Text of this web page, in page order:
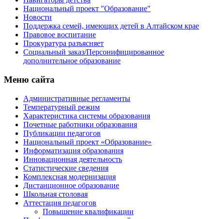
Национальный проект "Образование"
Новости
Поддержка семей, имеющих детей в Алтайском крае
Правовое воспитание
Прокуратура разъясняет
Социальный заказ/Персонифицированное
дополнительное образование
Меню сайта
Административные регламенты
Температурный режим
Характеристика системы образования
Почетные работники образования
Публикации педагогов
Национальный проект «Образование»
Информатизация образования
Инновационная деятельность
Статистические сведения
Комплексная модернизация
Дистанционное образование
Школьная столовая
Аттестация педагогов
Повышение квалификации